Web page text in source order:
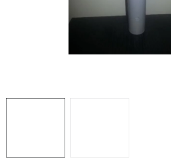
KAJAKY, KÁNOE A RAFTY